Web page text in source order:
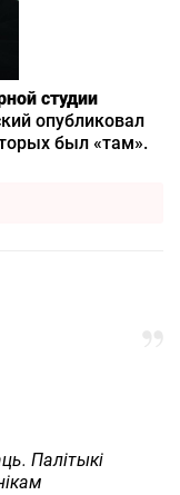
студии
опубликовал
был «там».
Палітыкі